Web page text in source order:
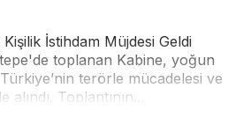
İstihdam Müjdesi Geldi
toplanan Kabine, yoğun
terörle mücadelesi ve
Toplantının...